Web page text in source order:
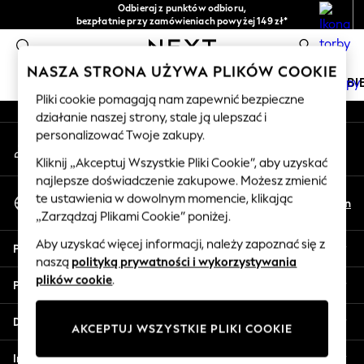
Odbieraj z punktów odbioru,
bezpłatnie przy zamówieniach powyżej 149 zł*
Łatwe zwroty*
0
HOLIDAY SHOP
Women's Holiday Shop
All Swimwear
All Beachwear
Bags & Accessories
Beach Dresses & Kaftans
Dresses
Flip Flops
Sliders
Jumpsuits & Playsuits
Sandals
Shorts
An error occurred on client
Nasze media społecznościowe
Moje konto
Zaloguj się na swoje konto
Wybierz Język
Polski
En
Pomoc
Prywatność i zasady prawne
Działy
Inne usługi
NASZA STRONA UŻYWA PLIKÓW COOKIE
Pliki cookie pomagają nam zapewnić bezpieczne
działanie naszej strony, stale ją ulepszać i
personalizować Twoje zakupy.
Kliknij „Akceptuj Wszystkie Pliki Cookie”, aby uzyskać
najlepsze doświadczenie zakupowe. Możesz zmienić
te ustawienia w dowolnym momencie, klikając
„Zarządzaj Plikami Cookie” poniżej.
Aby uzyskać więcej informacji, należy zapoznać się z
naszą polityką prywatności i wykorzystywania
plików cookie.
AKCEPTUJ WSZYSTKIE PLIKI COOKIE